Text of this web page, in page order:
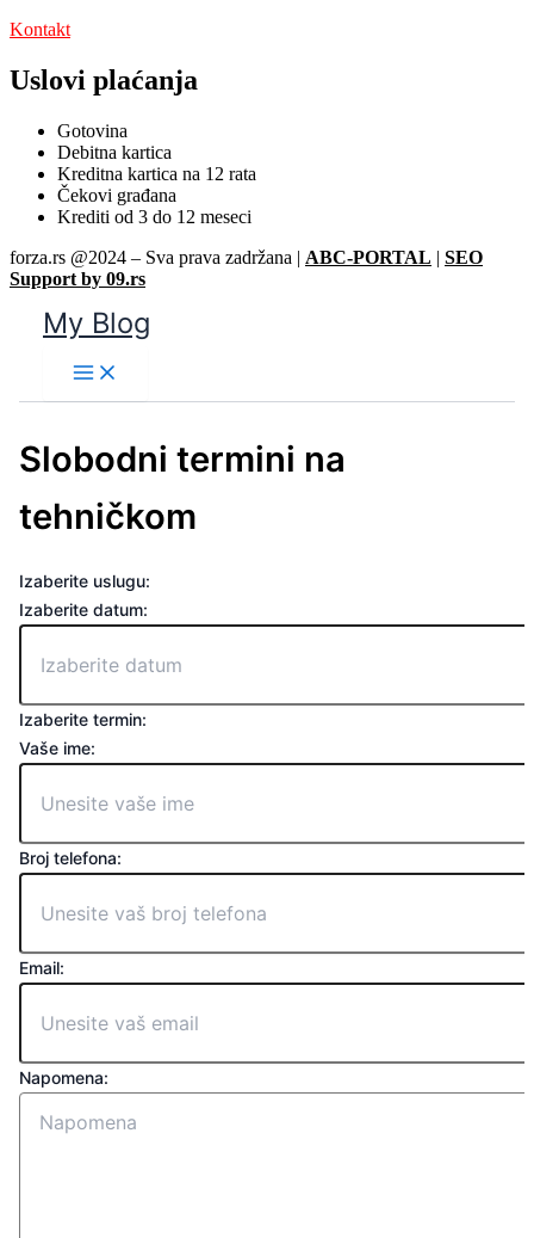
Kontakt
Uslovi plaćanja
Gotovina
Debitna kartica
Kreditna kartica na 12 rata
Čekovi građana
Krediti od 3 do 12 meseci
forza.rs @2024 – Sva prava zadržana | ABC-PORTAL | SEO
Support by 09.rs